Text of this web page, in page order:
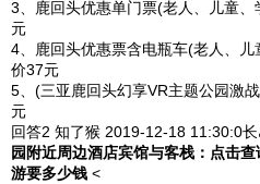
3、鹿回头优惠单门票(老人、儿童
元
4、鹿回头优惠票含电瓶车(老人、
价37元
5、(三亚鹿回头幻享VR主题公园激
元
回答2 知了猴 2019-12-18 11:30:0
园附近周边酒店宾馆与客栈： 点击查
游要多少钱 <